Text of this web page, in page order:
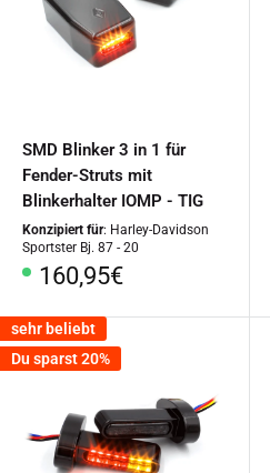
SMD Blinker 3 in 1 für
Fender-Struts mit
Blinkerhalter IOMP - TIG
Konzipiert für: Harley-Davidson
Sportster Bj. 87 - 20
Sonderpreis
160,95€
sehr beliebt
Du sparst 20%